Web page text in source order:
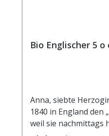
Bio Englischer 5 o
Anna, siebte
1840 in England den
weil sie nachmittags